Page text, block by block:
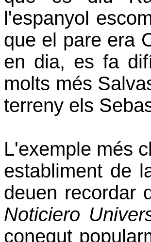
l'espanyol
que el pare era
en dia, es fa
molts més
terreny els
L'exemple més
establiment de
deuen recordar
Noticiero
conegut